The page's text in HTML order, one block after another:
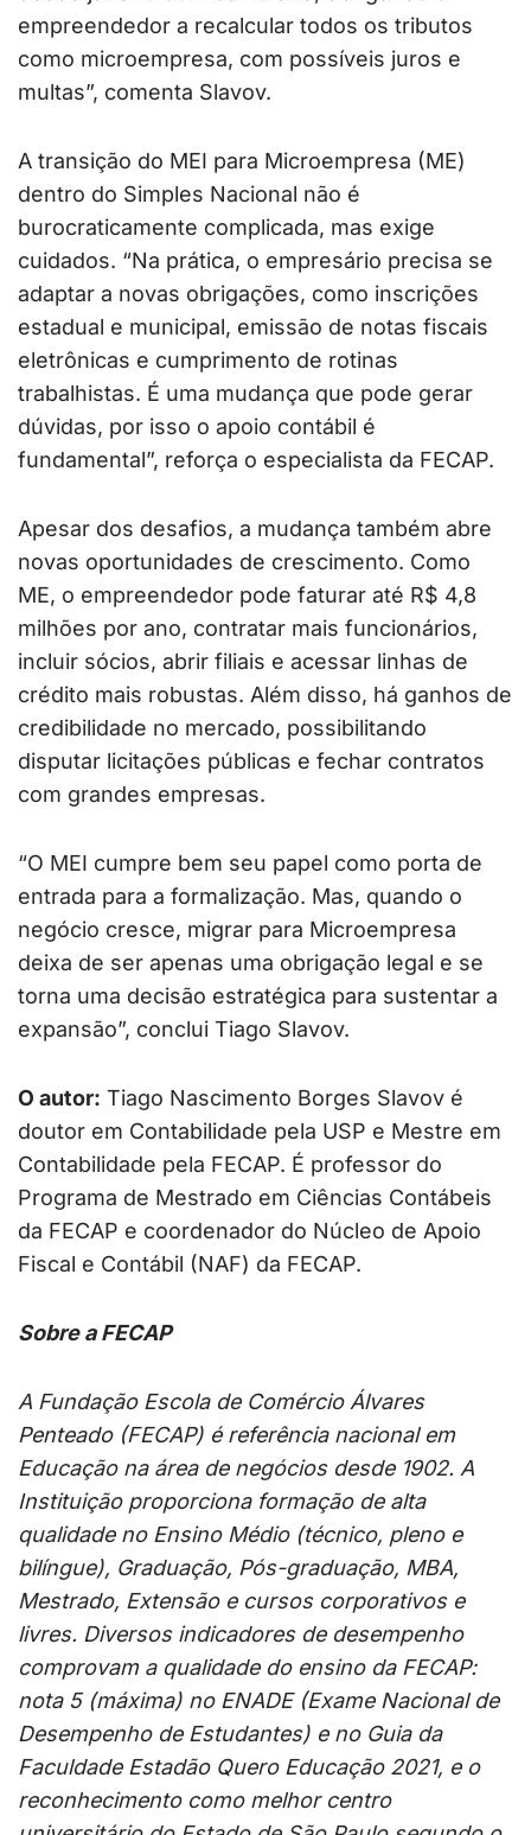
empreendedor a recalcular todos os tributos
como microempresa, com possíveis juros e
multas”, comenta Slavov.
A transição do MEI para Microempresa (ME)
dentro do Simples Nacional não é
burocraticamente complicada, mas exige
cuidados. “Na prática, o empresário precisa se
adaptar a novas obrigações, como inscrições
estadual e municipal, emissão de notas fiscais
eletrônicas e cumprimento de rotinas
trabalhistas. É uma mudança que pode gerar
dúvidas, por isso o apoio contábil é
fundamental”, reforça o especialista da FECAP.
Apesar dos desafios, a mudança também abre
novas oportunidades de crescimento. Como
ME, o empreendedor pode faturar até R$ 4,8
milhões por ano, contratar mais funcionários,
incluir sócios, abrir filiais e acessar linhas de
crédito mais robustas. Além disso, há ganhos de
credibilidade no mercado, possibilitando
disputar licitações públicas e fechar contratos
com grandes empresas.
“O MEI cumpre bem seu papel como porta de
entrada para a formalização. Mas, quando o
negócio cresce, migrar para Microempresa
deixa de ser apenas uma obrigação legal e se
torna uma decisão estratégica para sustentar a
expansão”, conclui Tiago Slavov.
O autor: Tiago Nascimento Borges Slavov é
doutor em Contabilidade pela USP e Mestre em
Contabilidade pela FECAP. É professor do
Programa de Mestrado em Ciências Contábeis
da FECAP e coordenador do Núcleo de Apoio
Fiscal e Contábil (NAF) da FECAP.
Sobre a FECAP
A Fundação Escola de Comércio Álvares
Penteado (FECAP) é referência nacional em
Educação na área de negócios desde 1902. A
Instituição proporciona formação de alta
qualidade no Ensino Médio (técnico, pleno e
bilíngue), Graduação, Pós-graduação, MBA,
Mestrado, Extensão e cursos corporativos e
livres. Diversos indicadores de desempenho
comprovam a qualidade do ensino da FECAP:
nota 5 (máxima) no ENADE (Exame Nacional de
Desempenho de Estudantes) e no Guia da
Faculdade Estadão Quero Educação 2021, e o
reconhecimento como melhor centro